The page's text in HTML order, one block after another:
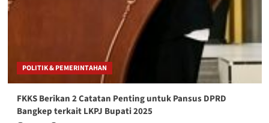
POLITIK & PEMERINTAHAN
FKKS Berikan 2 Catatan Penting untuk Pansus DPRD
Bangkep terkait LKPJ Bupati 2025